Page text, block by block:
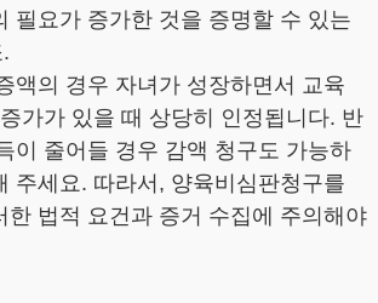
필요가 증가한 것을 증명할 수 있는
액의 경우 자녀가 성장하면서 교육
가가 있을 때 상당히 인정됩니다. 반
이 줄어들 경우 감액 청구도 가능하
주세요. 따라서, 양육비심판청구를
한 법적 요건과 증거 수집에 주의해야